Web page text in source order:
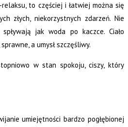
relaksu, to częściej i łatwiej można się
złych, niekorzystnych zdarzeń. Nie
jak woda po kaczce. Ciało
a umysł szczęśliwy.
w stan spokoju, ciszy, który
umiejętności bardzo pogłębionej